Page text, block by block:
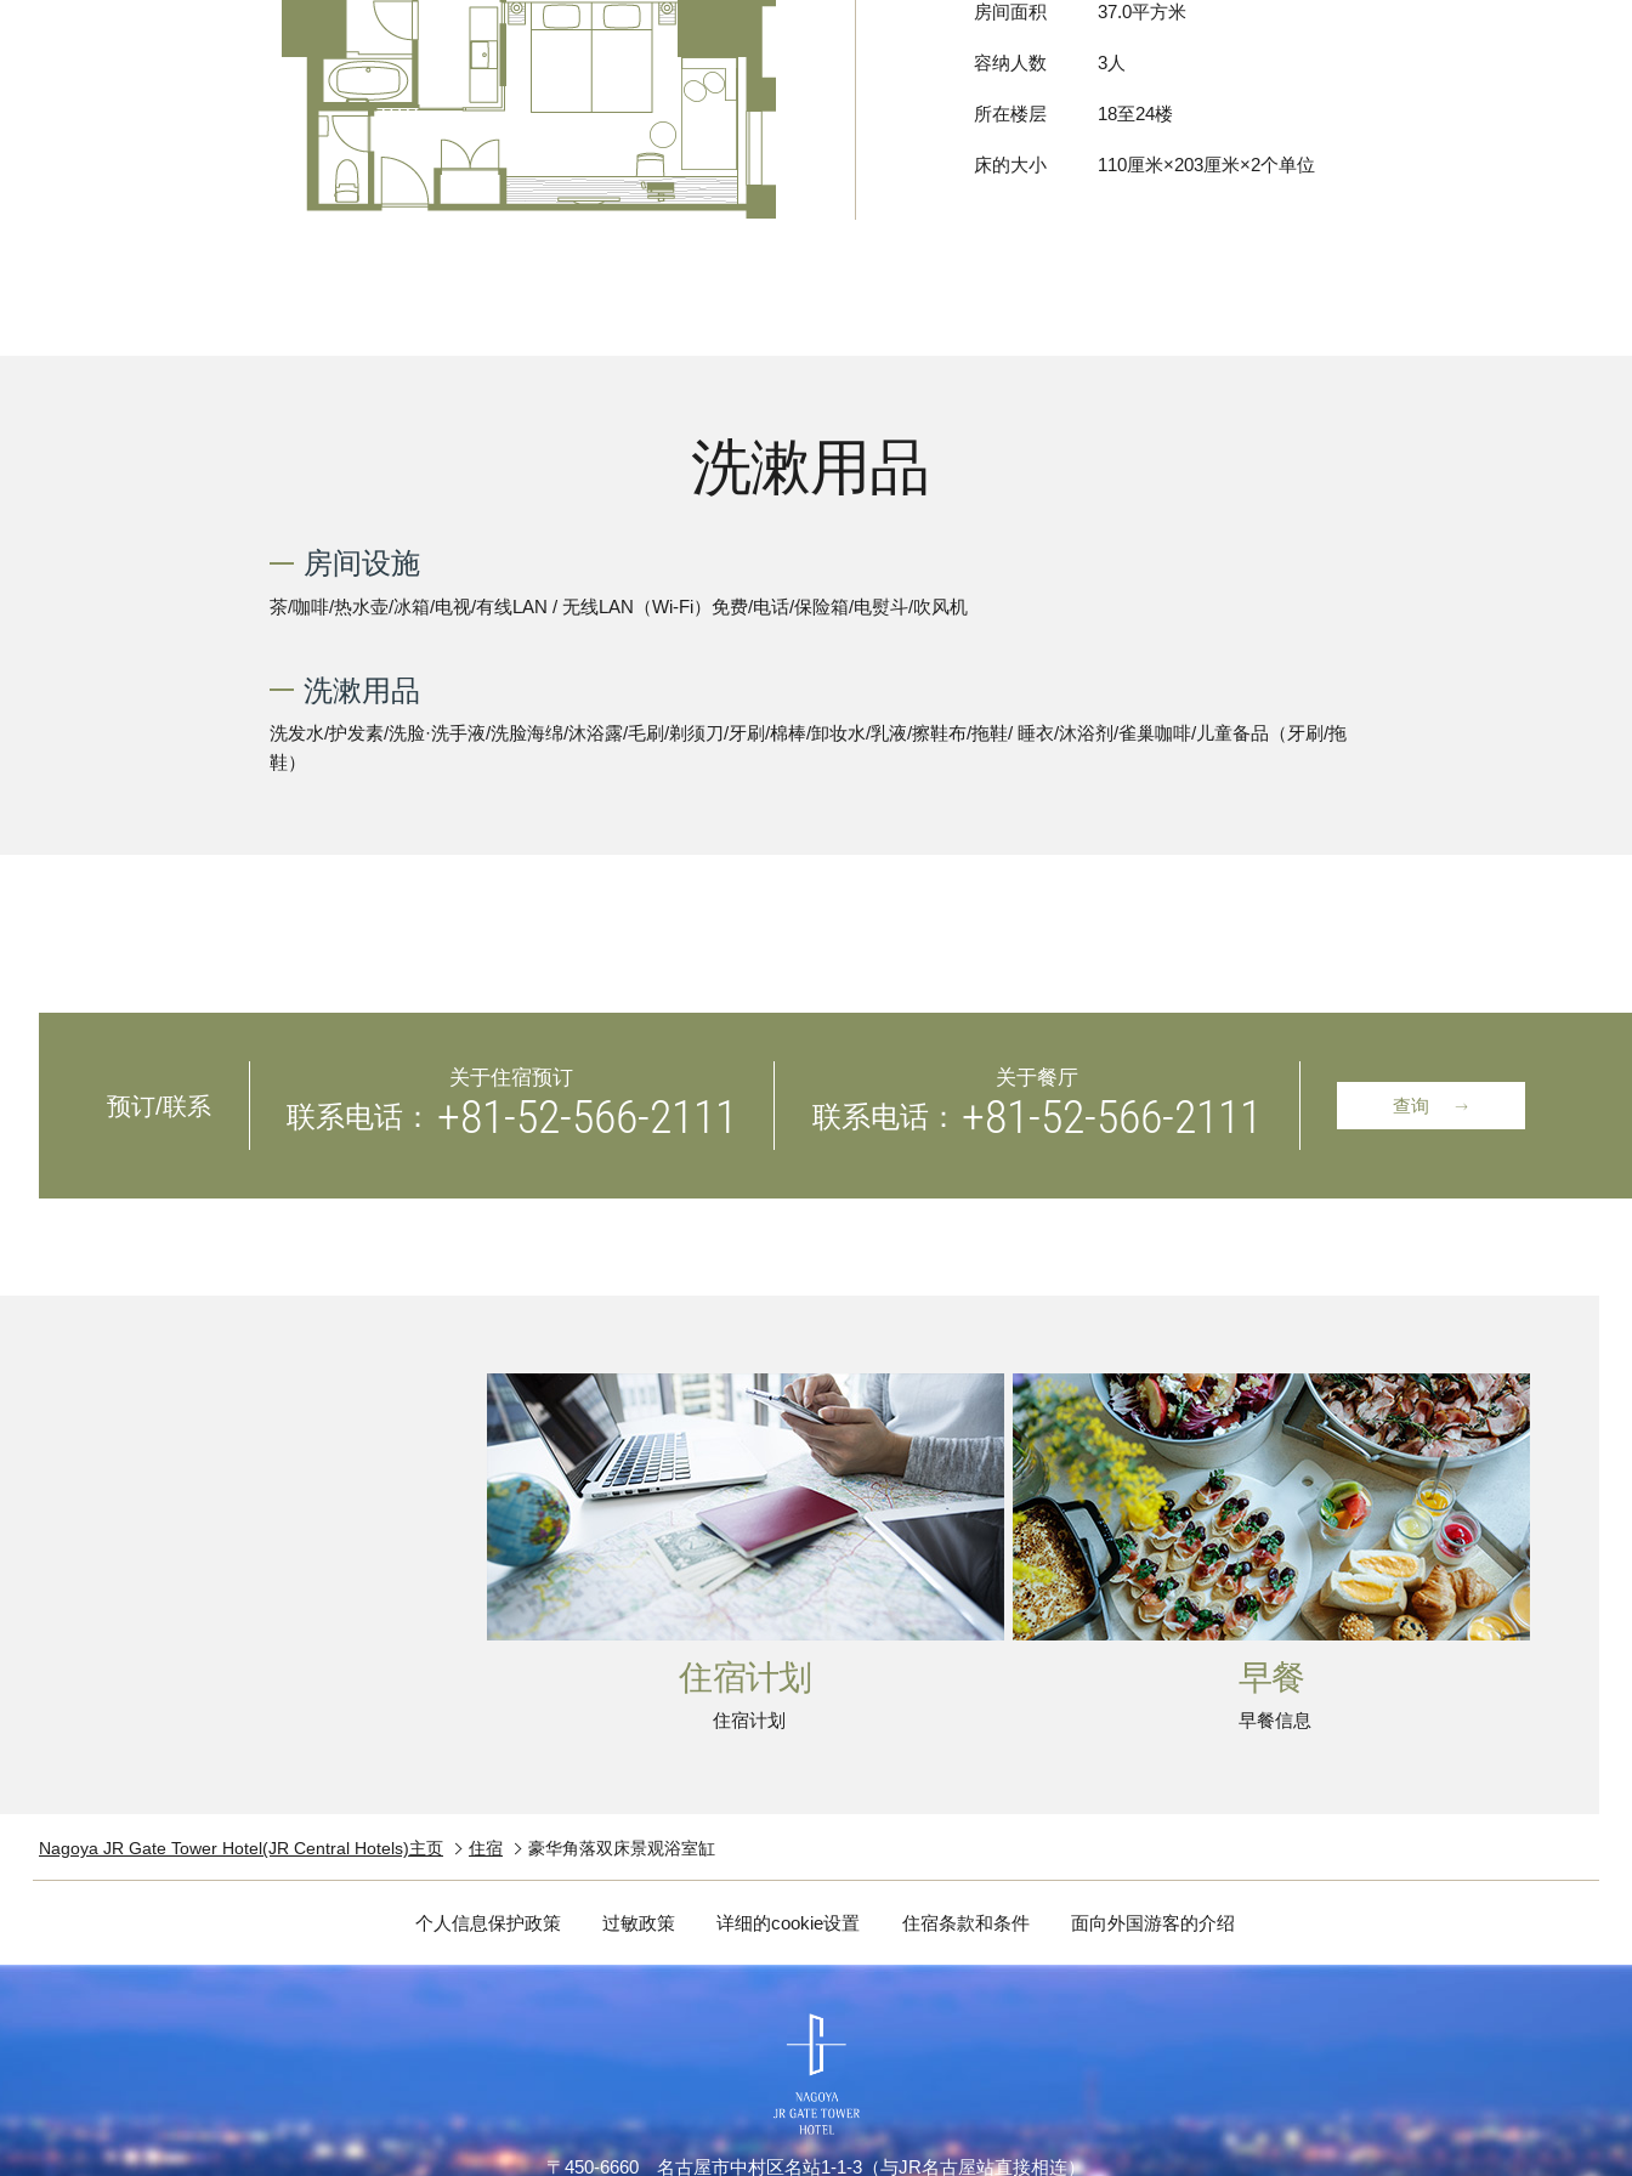
房间面积 37.0平方米
容纳人数 3人
所在楼层 18至24楼
床的大小 110厘米×203厘米×2个单位
洗漱用品
房间设施
茶/咖啡/热水壶/冰箱/电视/有线LAN / 无线LAN（Wi-Fi）免费/电话/保险箱/电熨斗/吹风机
洗漱用品
洗发水/护发素/洗脸·洗手液/洗脸海绵/沐浴露/毛刷/剃须刀/牙刷/棉棒/卸妆水/乳液/擦鞋布/拖鞋/ 睡衣/沐浴剂/雀巢咖啡/儿童备品（牙刷/拖
鞋）
预订/联系
关于住宿预订
联系电话： +81-52-566-2111
关于餐厅
联系电话： +81-52-566-2111 查询
住宿计划
住宿计划
早餐
早餐信息
Nagoya JR Gate Tower Hotel(JR Central Hotels)主页 住宿 豪华角落双床景观浴室缸
个人信息保护政策 过敏政策 详细的cookie设置 住宿条款和条件 面向外国游客的介绍
〒450-6660 名古屋市中村区名站1-1-3（与JR名古屋站直接相连）